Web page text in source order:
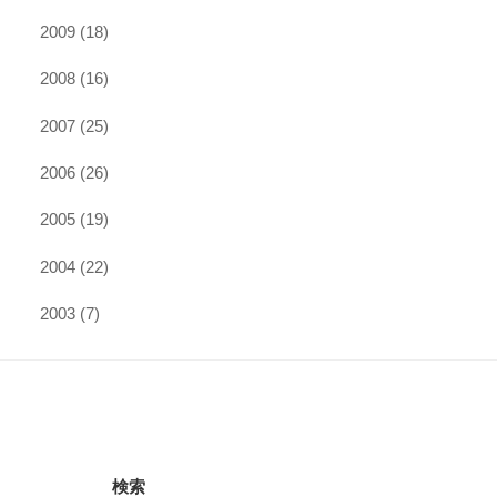
2009 (18)
2008 (16)
2007 (25)
2006 (26)
2005 (19)
2004 (22)
2003 (7)
検索